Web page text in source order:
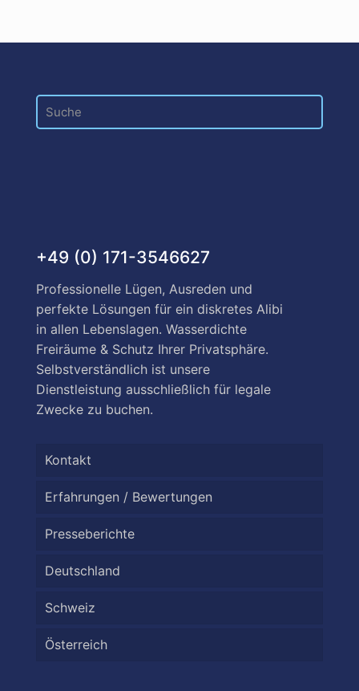
+49 (0) 171-3546627
Professionelle Lügen, Ausreden und
perfekte Lösungen für ein diskretes Alibi
in allen Lebenslagen. Wasserdichte
Freiräume & Schutz Ihrer Privatsphäre.
Selbstverständlich ist unsere
Dienstleistung ausschließlich für legale
Zwecke zu buchen.
Kontakt
Erfahrungen / Bewertungen
Presseberichte
Deutschland
Schweiz
Österreich